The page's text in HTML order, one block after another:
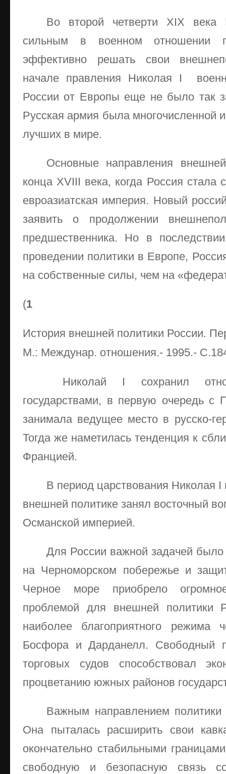
Во второй четверти XIX
сильным в военном отношении
эффективно решать свои
начале правления Николая I
России от Европы еще не было так
Русская армия была многочисленной
лучших в мире.
Основные направления
конца XVIII века, когда Россия стала
евроазиатская империя. Новый
заявить о продолжении
предшественника. Но в
проведении политики в Европе,
на собственные силы, чем на
(1
История внешней политики России.
М.: Междунар. отношения.- 1995.-
Николай I сохранил
государствами, в первую очередь с
занимала ведущее место в русско-
Тогда же наметилась тенденция к
Францией.
В период царствования Николая I
внешней политике занял восточный
Османской империей.
Для России важной задачей было
на Черноморском побережье и
Черное море приобрело
проблемой для внешней политики
наиболее благоприятного режима
Босфора и Дарданелл. Свободный
торговых судов способствовал
процветанию южных районов
Важным направлением политики
Она пыталась расширить свои
окончательно стабильными
свободную и безопасную связь